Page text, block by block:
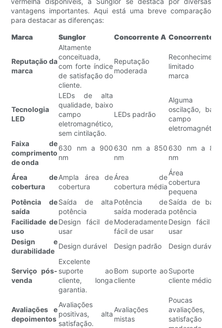
vantagens importantes. Aqui está uma breve comparação
para destacar as diferenças:
Marca
Sunglor Concorrente A Concorrente B
Reputação da
marca
Altamente
conceituada,
com forte índice
de satisfação do
cliente.
Reputação
moderada
limitado
marca
Tecnologia
LED
LEDs de alta
qualidade, baixo
campo
eletromagnético,
sem cintilação.
LEDs padrão
Alguma
oscilação,
campo
Faixa de
comprimento
de onda
630 nm a 900
nm
630 nm a 850
nm
630 nm a
nm
Área de
cobertura
Ampla área de
cobertura
Área de
cobertura média
Área
cobertura
pequena
Potência de
saída
Saída de alta
potência
Potência de
saída moderada
Saída de
potência
Facilidade de
uso
Design fácil de
usar
Moderadamente
fácil de usar
Design fácil
usar
Design e
durabilidade
Design durável Design padrão Design durável
Serviço pós-
venda
Excelente
suporte ao
cliente, longa
garantia.
Bom suporte ao
cliente
Suporte
cliente médio
Avaliações e
depoimentos
Avaliações
positivas, alta
satisfação.
Avaliações
mistas
Poucas
avaliações,
satisfação